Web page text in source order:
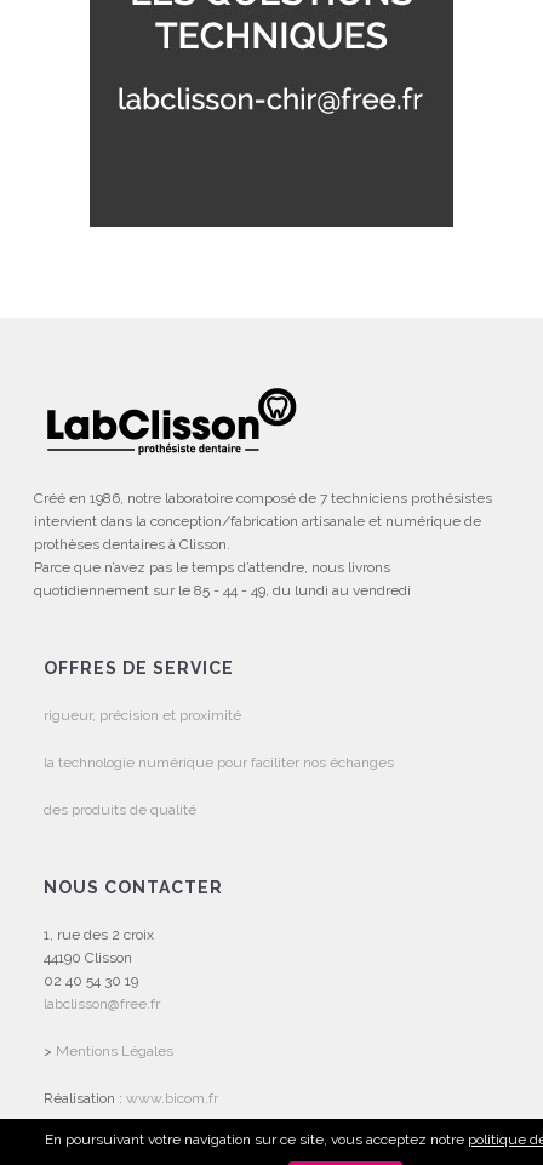
Créé en 1986, notre laboratoire composé de 7 techniciens prothésistes
intervient dans la conception/fabrication artisanale et numérique de
prothèses dentaires à Clisson.
Parce que n’avez pas le temps d’attendre, nous livrons
quotidiennement sur le 85 - 44 - 49, du lundi au vendredi
OFFRES DE SERVICE
rigueur, précision et proximité
la technologie numérique pour faciliter nos échanges
des produits de qualité
NOUS CONTACTER
1, rue des 2 croix
44190 Clisson
02 40 54 30 19
labclisson@free.fr
> Mentions Légales
Réalisation : www.bicom.fr
En poursuivant votre navigation sur ce site, vous acceptez notre politique